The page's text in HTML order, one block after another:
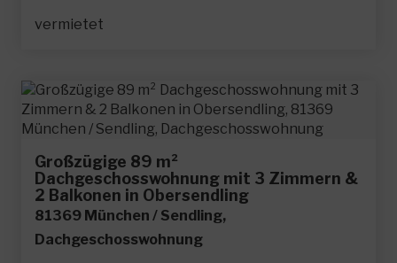
vermietet
Großzügige 89 m²
Dachgeschosswohnung mit 3 Zimmern &
2 Balkonen in Obersendling
81369 München / Sendling,
Dachgeschosswohnung